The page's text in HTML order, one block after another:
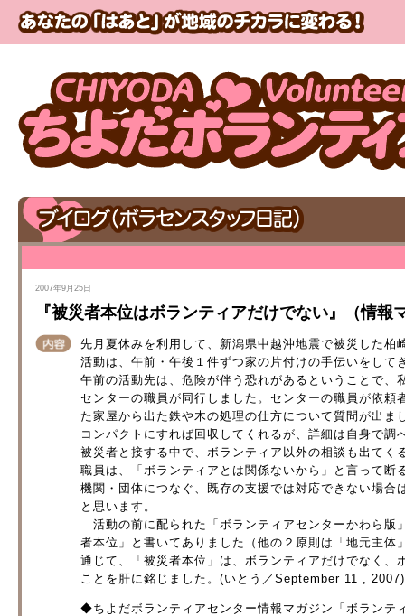
2007年9月25日
『被災者本位はボランティアだけでない』（情
先月夏休みを利用して、新潟県中越沖地震で被災した
活動は、午前・午後１件ずつ家の片付けの手伝いをして
午前の活動先は、危険が伴う恐れがあるということで
センターの職員が同行しました。センターの職員が依
た家屋から出た鉄や木の処理の仕方について質問が出
コンパクトにすれば回収してくれるが、詳細は自身で調
被災者と接する中で、ボランティア以外の相談も出て
職員は、「ボランティアとは関係ないから」と言って
機関・団体につなぐ、既存の支援では対応できない場
と思います。
活動の前に配られた「ボランティアセンターかわら版
者本位」と書いてありました（他の２原則は「地元主
通じて、「被災者本位」は、ボランティアだけでなく
ことを肝に銘じました。(いとう／September 11 ,
◆ちよだボランティアセンター情報マガジン「ボランテ